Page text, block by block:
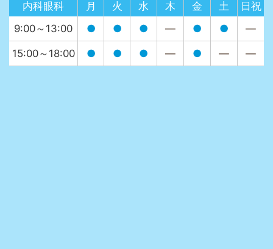
内科眼科 月 火 水 木 金 土
日祝
9:00～13:00
● ● ● — ● ● —
15:00～18:00 ● ● ● — ● — —